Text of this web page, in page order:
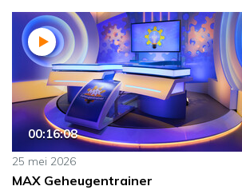
00:16:08
25 mei 2026
MAX Geheugentrainer